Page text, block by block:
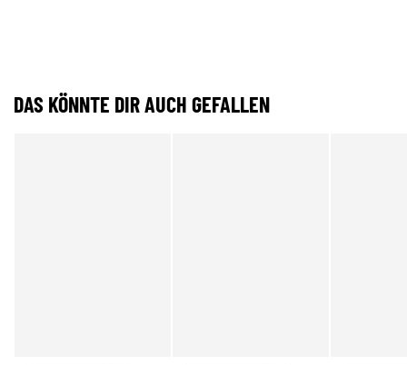
DAS KÖNNTE DIR AUCH GEFALLEN